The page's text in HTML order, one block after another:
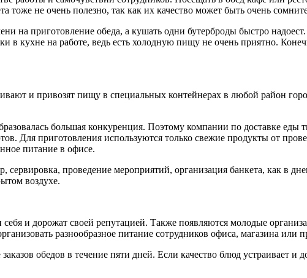
не очень полезно, так как их качество может быть очень
на приготовление обеда, а кушать одни бутерброды быстро
в кухне на работе, ведь есть холодную пищу не очень приятно.
и привозят пищу в специальных контейнерах в любой район
большая конкуренция. Поэтому компании по доставке еды
Для приготовления используются только свежие продукты от
питание в офисе.
проведение мероприятий, организация банкета, как в
воздухе.
и дорожат своей репутацией. Также появляются молодые
разнообразное питание сотрудников офиса, магазина или
обедов в течение пяти дней. Если качество блюд устраивает и